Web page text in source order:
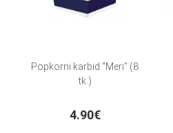
Popkorni karbid "Meri" (8
tk.)
4.90€